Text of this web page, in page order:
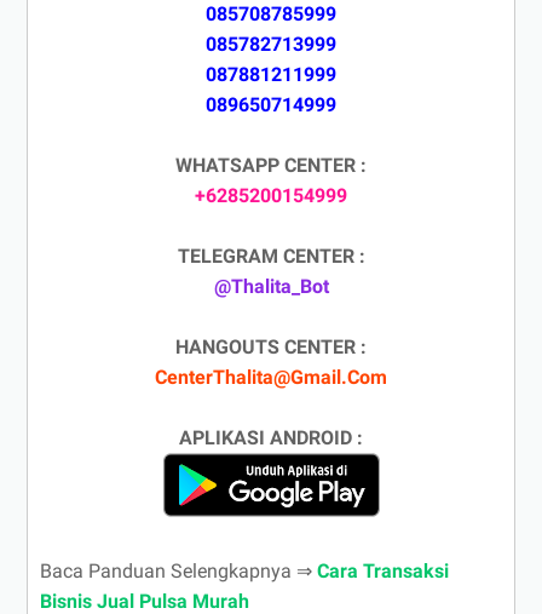
085708785999
085782713999
087881211999
089650714999
WHATSAPP CENTER :
+6285200154999
TELEGRAM CENTER :
@Thalita_Bot
HANGOUTS CENTER :
CenterThalita@Gmail.Com
APLIKASI ANDROID :
Baca Panduan Selengkapnya ⇒ Cara Transaksi
Bisnis Jual Pulsa Murah